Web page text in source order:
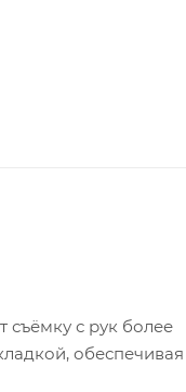
съёмку с рук более
обеспечивая